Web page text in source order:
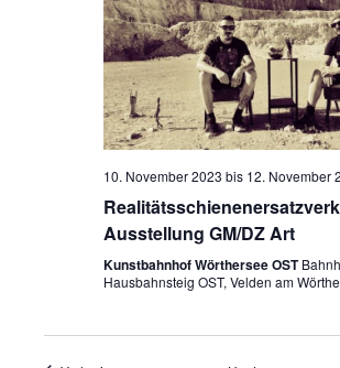
10. November 2023 bis 12. November
Ausstellung GM/DZ Art
Kunstbahnhof Wörthersee OST
Hausbahnsteig OST, Velden am